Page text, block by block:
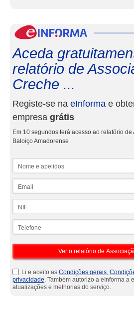
Aceda
relatório de
Creche ...
Registe-se na eInforma e
empresa grátis
Em 10 segundos terá acesso ao relatório
Baloiço Amadorense
Li e aceito as Condições gerais,
privacidade. Também autorizo a eInforma a
atualizações e melhorias do serviço.